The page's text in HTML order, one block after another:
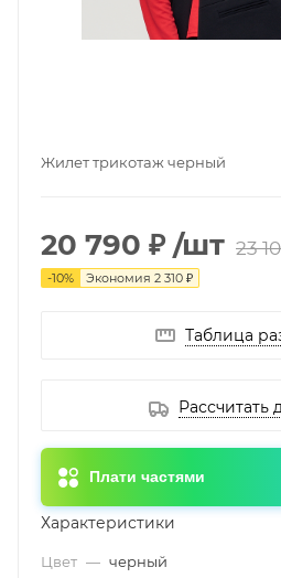
Жилет трикотаж черный
20 790 ₽ /шт 23
-10% Экономия 2 310 ₽
Таблица
Рассчитать
Плати частями
Характеристики
Цвет — черный